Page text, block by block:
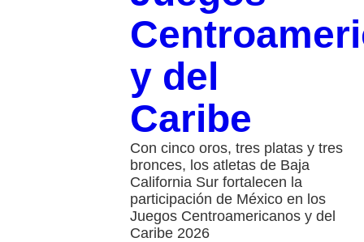
y del
Caribe
Con cinco oros, tres platas y tres
bronces, los atletas de Baja
California Sur fortalecen la
participación de México en los
Juegos Centroamericanos y del
Caribe 2026